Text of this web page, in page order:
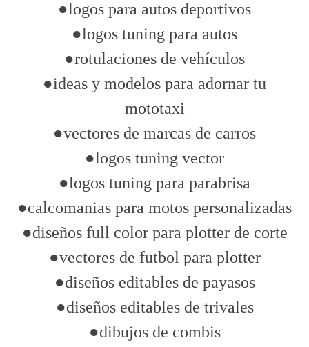
●logos para autos deportivos
●logos tuning para autos
●rotulaciones de vehículos
●ideas y modelos para adornar tu
mototaxi
●vectores de marcas de carros
●logos tuning vector
●logos tuning para parabrisa
●calcomanias para motos personalizadas
●diseños full color para plotter de corte
●vectores de futbol para plotter
●diseños editables de payasos
●diseños editables de trivales
●dibujos de combis